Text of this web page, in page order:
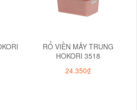
RỔ VIỀN MÂY TRUNG
HOKORI 3518
24.350₫